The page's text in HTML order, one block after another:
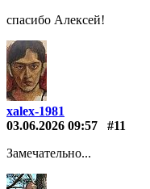
спасибо Алексей!
xalex-1981
03.06.2026 09:57
#11
Замечательно...